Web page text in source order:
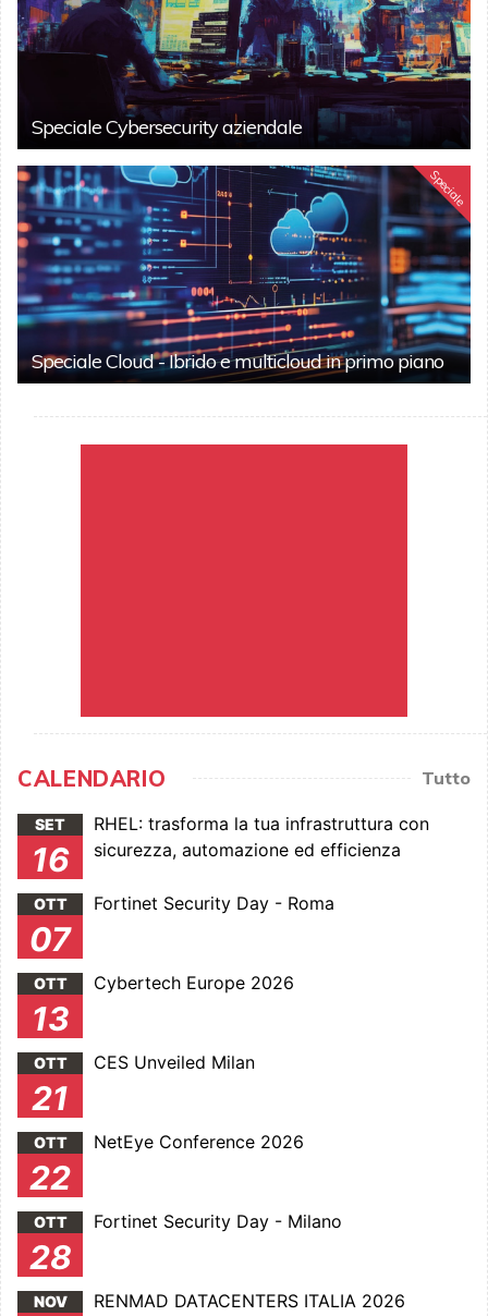
Speciale Cybersecurity aziendale
Speciale
Speciale Cloud - Ibrido e multicloud in primo piano
CALENDARIO Tutto
SET
16
RHEL: trasforma la tua infrastruttura con
sicurezza, automazione ed efficienza
OTT
07
Fortinet Security Day - Roma
OTT
13
Cybertech Europe 2026
OTT
21
CES Unveiled Milan
OTT
22
NetEye Conference 2026
OTT
28
Fortinet Security Day - Milano
NOV RENMAD DATACENTERS ITALIA 2026